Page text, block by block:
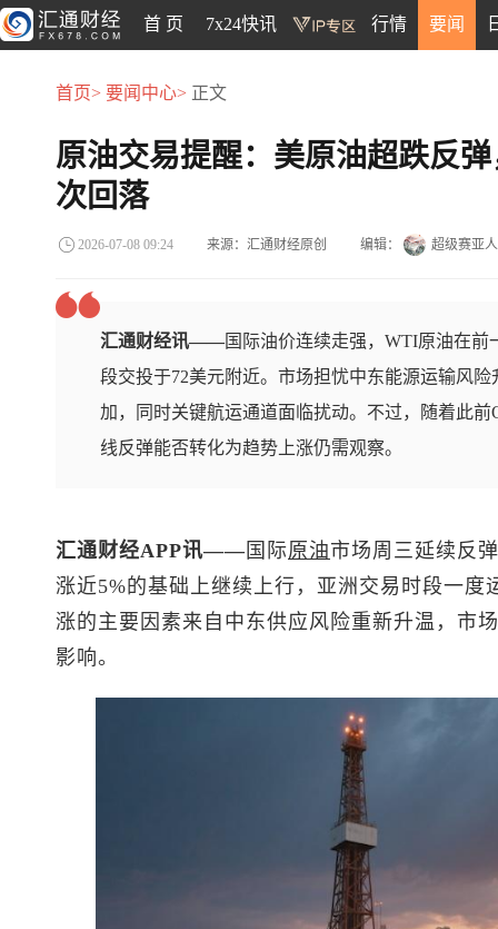
首 页 7x24快讯 行情 要闻
首页> 要闻中心> 正文
原油交易提醒：美原油超跌反
次回落
2026-07-08 09:24 来源：汇通财经原创 编辑： 超级赛亚人
汇通财经讯——国际油价连续走强，WTI原油在
段交投于72美元附近。市场担忧中东能源运输风
加，同时关键航运通道面临扰动。不过，随着此
线反弹能否转化为趋势上涨仍需观察。
汇通财经APP讯——国际原油市场周三延续反
涨近5%的基础上继续上行，亚洲交易时段一度
涨的主要因素来自中东供应风险重新升温，市
影响。